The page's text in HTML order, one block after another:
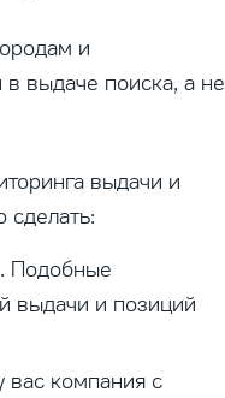
и
в выдаче поиска, а не
выдачи и
сделать:
Подобные
выдачи и позиций
вас компания с